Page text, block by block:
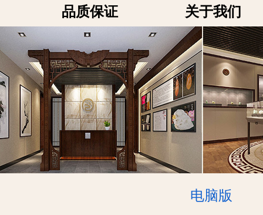
品质保证
关于我们
电脑版